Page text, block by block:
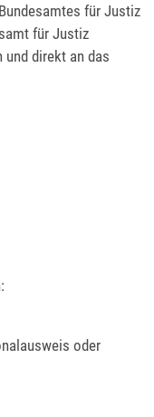
für Justiz
für Justiz
direkt an das
oder